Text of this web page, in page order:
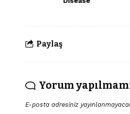
Paylaş
Yorum
E-posta adresiniz